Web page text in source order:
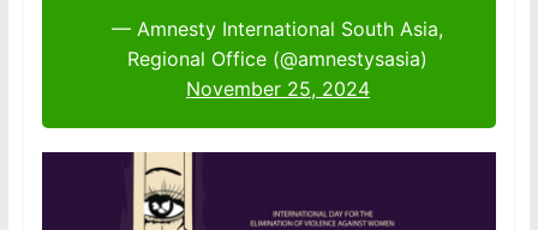
— Amnesty International South Asia,
Regional Office (@amnestysasia)
November 25, 2024